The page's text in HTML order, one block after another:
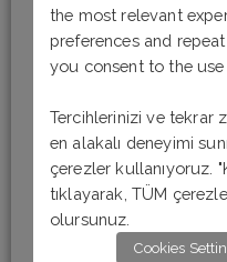
Son Yazılar
Almanca Okuma-
Almanca Okuma –
Almanca Okuma-
Almanca Okuma Anlama
the most relevant
preferences and
you consent to the use
Tercihlerinizi ve tekrar
en alakalı deneyimi
çerezler kullanıyoruz.
tıklayarak, TÜM
olursunuz.
Cookies